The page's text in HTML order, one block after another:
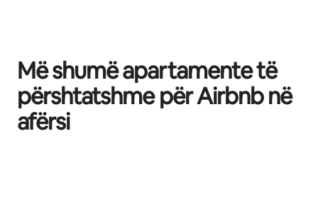
Më shumë apartamente të
përshtatshme për Airbnb në
afërsi